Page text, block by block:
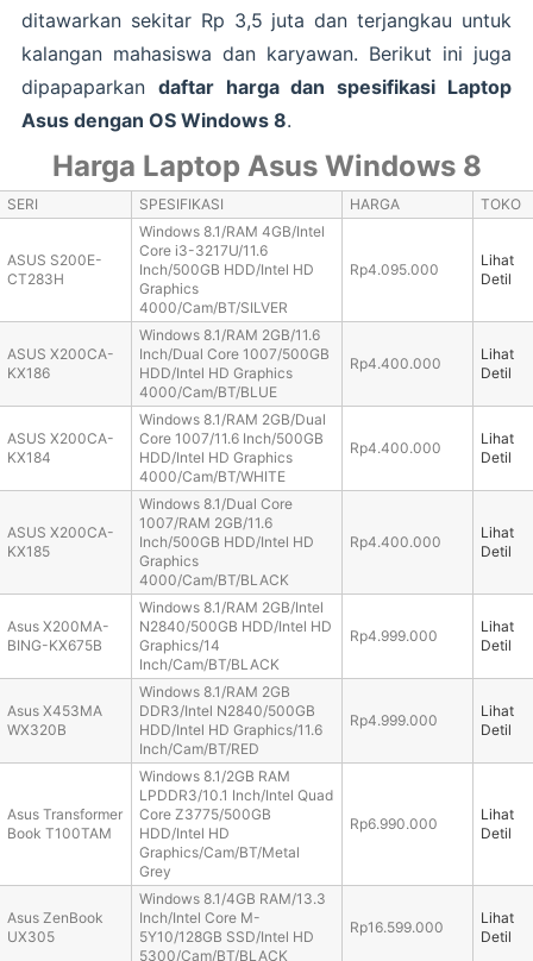
ditawarkan sekitar Rp 3,5 juta dan terjangkau untuk
kalangan mahasiswa dan karyawan. Berikut ini juga
dipapaparkan daftar harga dan spesifikasi Laptop
Asus dengan OS Windows 8.
Harga Laptop Asus Windows 8
SERI SPESIFIKASI HARGA TOKO
ASUS S200E-
CT283H
Windows 8.1/RAM 4GB/Intel
Core i3-3217U/11.6
Inch/500GB HDD/Intel HD
Graphics
4000/Cam/BT/SILVER
Rp4.095.000
Lihat
Detil
ASUS X200CA-
KX186
Windows 8.1/RAM 2GB/11.6
Inch/Dual Core 1007/500GB
HDD/Intel HD Graphics
4000/Cam/BT/BLUE
Rp4.400.000
Lihat
Detil
ASUS X200CA-
KX184
Windows 8.1/RAM 2GB/Dual
Core 1007/11.6 Inch/500GB
HDD/Intel HD Graphics
4000/Cam/BT/WHITE
Rp4.400.000
Lihat
Detil
ASUS X200CA-
KX185
Windows 8.1/Dual Core
1007/RAM 2GB/11.6
Inch/500GB HDD/Intel HD
Graphics
4000/Cam/BT/BLACK
Rp4.400.000
Lihat
Detil
Asus X200MA-
BING-KX675B
Windows 8.1/RAM 2GB/Intel
N2840/500GB HDD/Intel HD
Graphics/14
Inch/Cam/BT/BLACK
Rp4.999.000
Lihat
Detil
Asus X453MA
WX320B
Windows 8.1/RAM 2GB
DDR3/Intel N2840/500GB
HDD/Intel HD Graphics/11.6
Inch/Cam/BT/RED
Rp4.999.000
Lihat
Detil
Asus Transformer
Book T100TAM
Windows 8.1/2GB RAM
LPDDR3/10.1 Inch/Intel Quad
Core Z3775/500GB
HDD/Intel HD
Graphics/Cam/BT/Metal
Grey
Rp6.990.000
Lihat
Detil
Asus ZenBook
UX305
Windows 8.1/4GB RAM/13.3
Inch/Intel Core M-
5Y10/128GB SSD/Intel HD
5300/Cam/BT/BLACK
Rp16.599.000
Lihat
Detil